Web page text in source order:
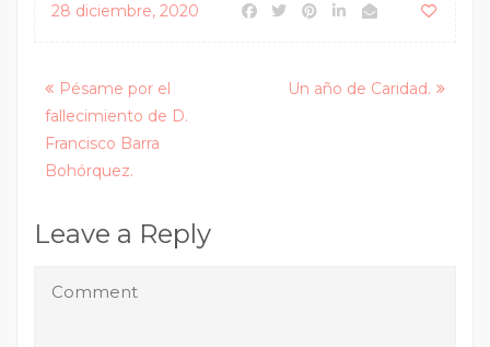
28 diciembre, 2020
Posts
navigation
Pésame por el
fallecimiento de D.
Francisco Barra
Bohórquez.
Un año de Caridad.
Leave a Reply